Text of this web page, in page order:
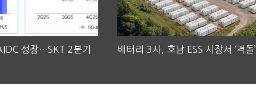
성장…SKT 2분기
배터리 3사, 호남 ESS 시장서 ‘격돌’